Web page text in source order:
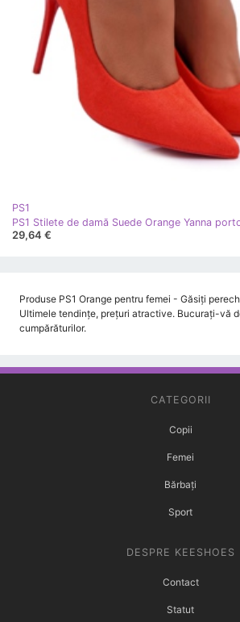
PS1
PS1 Stilete de damă Suede Orange Yanna
29,64 €
Produse PS1 Orange pentru femei - Găsiți
Ultimele tendințe, prețuri atractive. Bucurați-vă
cumpărăturilor.
CATEGORII
Copii
Femei
Bărbați
Sport
DESPRE KEESHOES
Contact
Statut